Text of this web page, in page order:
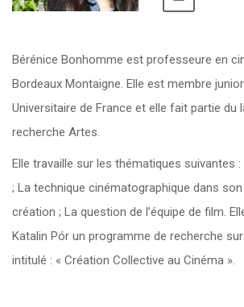
Bérénice Bonhomme est professeure en
Bordeaux Montaigne. Elle est membre
Universitaire de France et elle fait partie du
recherche Artes.
Elle travaille sur les thématiques suivantes
; La technique cinématographique dans
création ; La question de l’équipe de film.
Katalin Pór un programme de recherche sur
intitulé : « Création Collective au Cinéma ».